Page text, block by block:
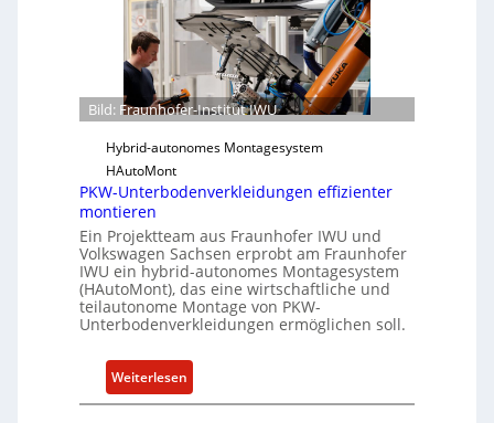
ü
r
o
f
t
w
r
u
n
d
K
I
o
e
r
-
I
s
i
t
u
t
e
t
Bild: Fraunhofer-Institut IWU
Hybrid-autonomes Montagesystem
HAutoMont
PKW-Unterbodenverkleidungen effizienter
montieren
Ein Projektteam aus Fraunhofer IWU und
Volkswagen Sachsen erprobt am Fraunhofer
IWU ein hybrid-autonomes Montagesystem
(HAutoMont), das eine wirtschaftliche und
teilautonome Montage von PKW-
Unterbodenverkleidungen ermöglichen soll.
Weiterlesen
P